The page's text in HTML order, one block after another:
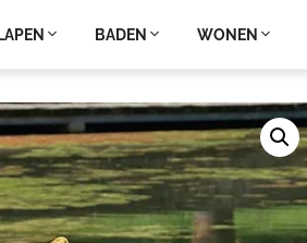
BADEN WONEN